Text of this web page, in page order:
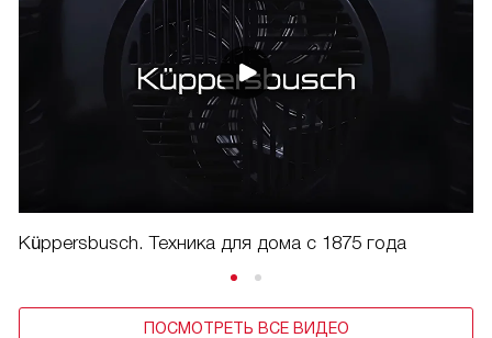
Küppersbusch. Техника для дома с 1875 года
ПОСМОТРЕТЬ ВСЕ ВИДЕО